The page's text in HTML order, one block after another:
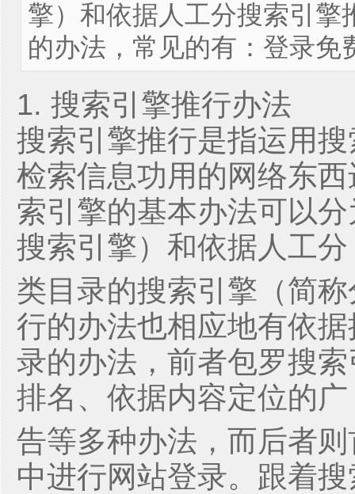
擎）和依据人工分搜索引擎
的办法，常见的有：登录免
1. 搜索引擎推行办法
搜索引擎推行是指运用
检索信息功用的网络东
索引擎的基本办法可以
搜索引擎）和依据人工分
类目录的搜索引擎（简
行的办法也相应地有依
录的办法，前者包罗搜
排名、依据内容定位的广
告等多种办法，而后者
中进行网站登录。跟着